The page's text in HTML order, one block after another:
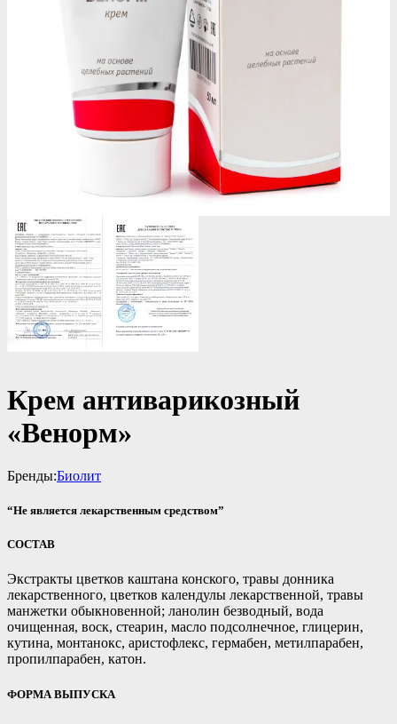
Крем антиварикозный
«Венорм»
Бренды:Биолит
“Не является лекарственным средством”
СОСТАВ
Экстракты цветков каштана конского, травы донника
лекарственного, цветков календулы лекарственной, травы
манжетки обыкновенной; ланолин безводный, вода
очищенная, воск, стеарин, масло подсолнечное, глицерин,
кутина, монтанокс, аристофлекс, гермабен, метилпарабен,
пропилпарабен, катон.
ФОРМА ВЫПУСКА